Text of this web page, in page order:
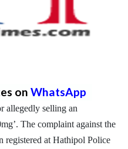
on WhatsApp
allegedly selling an
The complaint against the
registered at Hathipol Police